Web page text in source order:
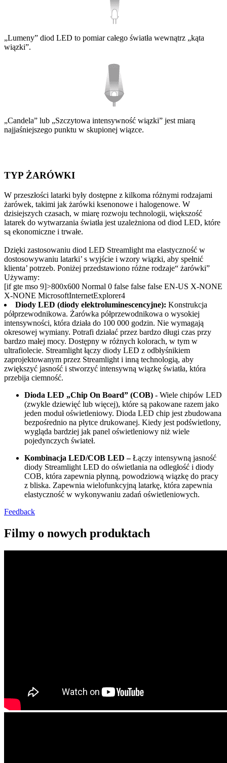
„Lumeny” diod LED to pomiar całego światła wewnątrz „kąta
wiązki”.
„Candela” lub „Szczytowa intensywność wiązki” jest miarą
najjaśniejszego punktu w skupionej wiązce.
TYP ŻARÓWKI
W przeszłości latarki były dostępne z kilkoma różnymi rodzajami
żarówek, takimi jak żarówki ksenonowe i halogenowe. W
dzisiejszych czasach, w miarę rozwoju technologii, większość
latarek do wytwarzania światła jest uzależniona od diod LED, które
są ekonomiczne i trwałe.
Dzięki zastosowaniu diod LED Streamlight ma elastyczność w
dostosowywaniu latarki’ s wyjście i wzory wiązki, aby spełnić
klienta’ potrzeb. Poniżej przedstawiono różne rodzaje“ żarówki”
Używamy:
[if gte mso 9]>800x600 Normal 0 false false false EN-US X-NONE
X-NONE MicrosoftInternetExplorer4
Diody LED (diody elektroluminescencyjne): Konstrukcja
półprzewodnikowa. Żarówka półprzewodnikowa o wysokiej
intensywności, która działa do 100 000 godzin. Nie wymagają
okresowej wymiany. Potrafi działać przez bardzo długi czas przy
bardzo małej mocy. Dostępny w różnych kolorach, w tym w
ultrafiolecie. Streamlight łączy diody LED z odbłyśnikiem
zaprojektowanym przez Streamlight i inną technologią, aby
zwiększyć jasność i stworzyć intensywną wiązkę światła, która
przebija ciemność.
Dioda LED „Chip On Board” (COB) - Wiele chipów LED
(zwykle dziewięć lub więcej), które są pakowane razem jako
jeden moduł oświetleniowy. Dioda LED chip jest zbudowana
bezpośrednio na płytce drukowanej. Kiedy jest podświetlony,
wygląda bardziej jak panel oświetleniowy niż wiele
pojedynczych świateł.
Kombinacja LED/COB LED –Łączy intensywną jasność
diody Streamlight LED do oświetlania na odległość i diody
COB, która zapewnia płynną, powodziową wiązkę do pracy
z bliska. Zapewnia wielofunkcyjną latarkę, która zapewnia
elastyczność w wykonywaniu zadań oświetleniowych.
Feedback
Filmy o nowych produktach